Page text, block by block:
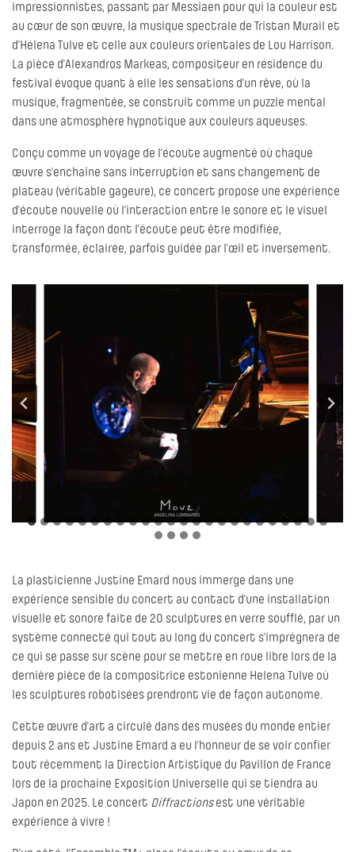
impressionnistes, passant par Messiaen pour qui la couleur est
au cœur de son œuvre, la musique spectrale de Tristan Murail et
d’Hélena Tulve et celle aux couleurs orientales de Lou Harrison.
La pièce d’Alexandros Markeas, compositeur en résidence du
festival évoque quant à elle les sensations d’un rêve, où la
musique, fragmentée, se construit comme un puzzle mental
dans une atmosphère hypnotique aux couleurs aqueuses.
Conçu comme un voyage de l’écoute augmenté où chaque
œuvre s’enchaîne sans interruption et sans changement de
plateau (véritable gageure), ce concert propose une expérience
d’écoute nouvelle où l’interaction entre le sonore et le visuel
interroge la façon dont l’écoute peut être modifiée,
transformée, éclairée, parfois guidée par l’œil et inversement.
La plasticienne Justine Emard nous immerge dans une
expérience sensible du concert au contact d’une installation
visuelle et sonore faite de 20 sculptures en verre soufflé, par un
système connecté qui tout au long du concert s’imprégnera de
ce qui se passe sur scène pour se mettre en roue libre lors de la
dernière pièce de la compositrice estonienne Helena Tulve où
les sculptures robotisées prendront vie de façon autonome.
Cette œuvre d’art a circulé dans des musées du monde entier
depuis 2 ans et Justine Emard a eu l’honneur de se voir confier
tout récemment la Direction Artistique du Pavillon de France
lors de la prochaine Exposition Universelle qui se tiendra au
Japon en 2025. Le concert Diffractionsest une véritable
expérience à vivre !